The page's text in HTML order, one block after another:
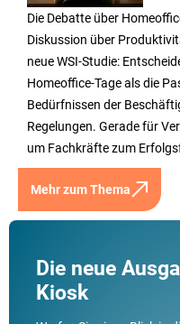
Die Debatte über
Diskussion über
neue WSI-Studie:
Homeoffice-Tage als die
Bedürfnissen der
Regelungen. Gerade für
um Fachkräfte zum
Mehr zum Thema
Die neue
Kiosk